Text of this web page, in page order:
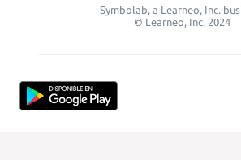
Symbolab, a Learneo, Inc.
© Learneo, Inc. 2024